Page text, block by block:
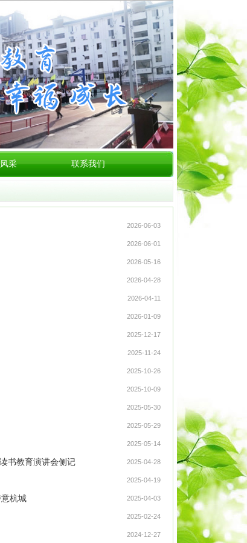
采 联系我们
2026-06-03
2026-06-01
2026-05-16
2026-04-28
2026-04-11
2026-01-09
2025-12-17
2025-11-24
2025-10-26
2025-10-09
2025-05-30
2025-05-29
2025-05-14
2025-04-28
书教育演讲会侧记
2025-04-19
2025-04-03
杭城
2025-02-24
2024-12-27